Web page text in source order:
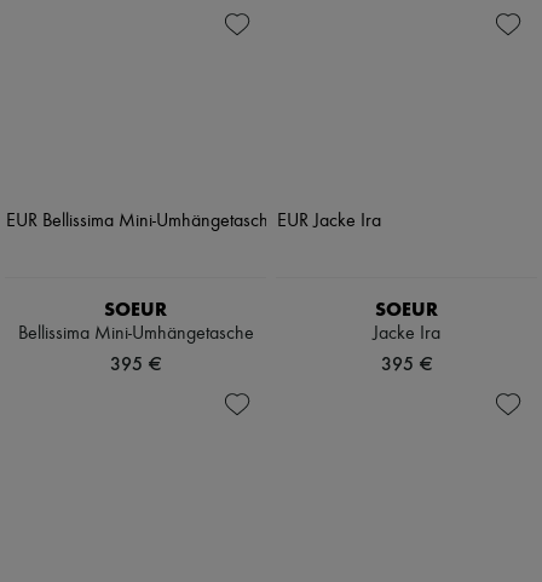
SOEUR
Bellissima Mini-Umhängetasche
395 €
SOEUR
Jacke Ira
395 €